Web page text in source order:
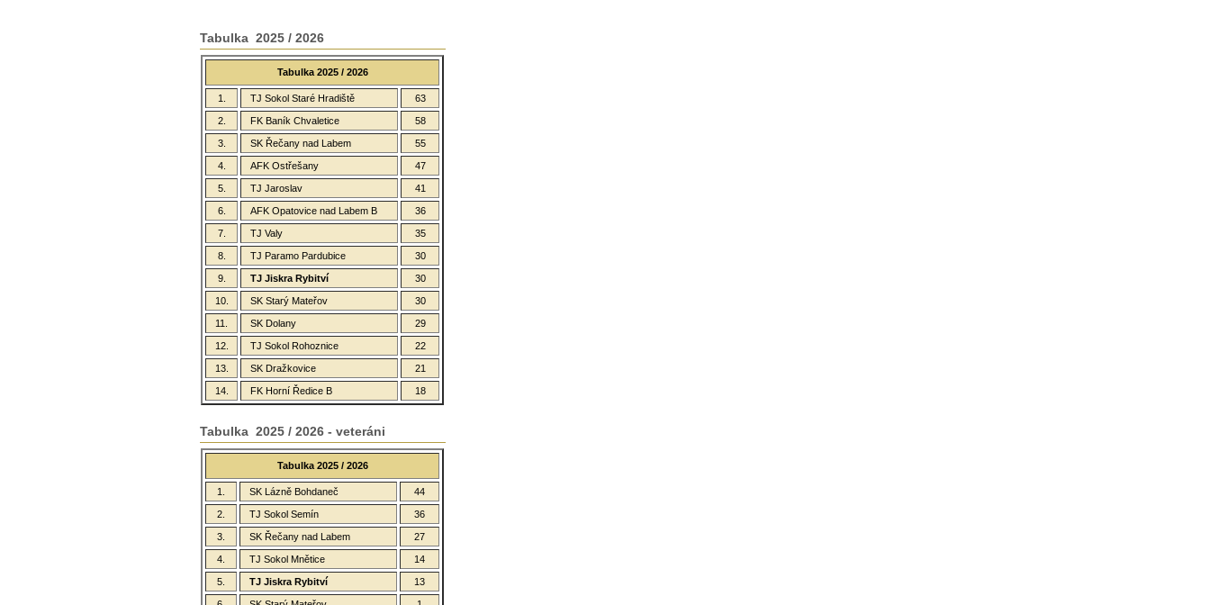
Tabulka 2025 / 2026
Tabulka 2025 / 2026
1. TJ Sokol Staré Hradiště 63
2. FK Baník Chvaletice 58
3. SK Řečany nad Labem 55
4. AFK Ostřešany 47
5. TJ Jaroslav 41
6. AFK Opatovice nad Labem B 36
7. TJ Valy 35
8. TJ Paramo Pardubice 30
9. TJ Jiskra Rybitví 30
10. SK Starý Mateřov 30
11. SK Dolany 29
12. TJ Sokol Rohoznice 22
13. SK Dražkovice 21
14. FK Horní Ředice B 18
Tabulka 2025 / 2026 - veteráni
Tabulka 2025 / 2026
1. SK Lázně Bohdaneč 44
2. TJ Sokol Semín 36
3. SK Řečany nad Labem 27
4. TJ Sokol Mnětice 14
5. TJ Jiskra Rybitví 13